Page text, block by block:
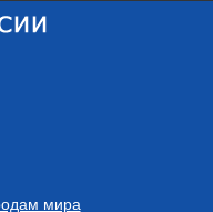
мира